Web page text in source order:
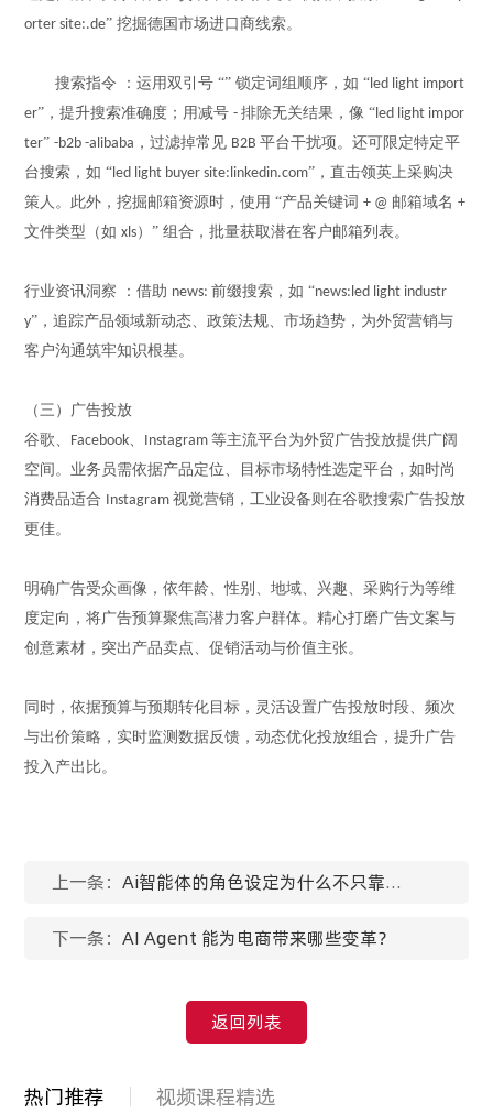
orter site:.de” 挖掘德国市场进口商线索。
搜索指令 ：运用双引号 “” 锁定词组顺序，如 “led light import
er”，提升搜索准确度；用减号 -排除无关结果，像 “led light impor
ter”-b2b -alibaba ，过滤掉常见 B2B平台干扰项。还可限定特定平
台搜索，如 “led light buyer site:linkedin.com”，直击领英上采购决
策人。此外，挖掘邮箱资源时，使用 “产品关键词+ @ 邮箱域名+
文件类型（如xls）” 组合，批量获取潜在客户邮箱列表。
行业资讯洞察 ：借助 news:前缀搜索，如 “news:led light industr
y”，追踪产品领域新动态、政策法规、市场趋势，为外贸营销与
客户沟通筑牢知识根基。
（三）广告投放
谷歌、 Facebook、 Instagram等主流平台为外贸广告投放提供广阔
空间。业务员需依据产品定位、目标市场特性选定平台，如时尚
消费品适合 Instagram视觉营销，工业设备则在谷歌搜索广告投放
更佳。
明确广告受众画像，依年龄、性别、地域、兴趣、采购行为等维
度定向，将广告预算聚焦高潜力客户群体。精心打磨广告文案与
创意素材，突出产品卖点、促销活动与价值主张。
同时，依据预算与预期转化目标，灵活设置广告投放时段、频次
与出价策略，实时监测数据反馈，动态优化投放组合，提升广告
投入产出比。
上一条：Ai智能体的角色设定为什么不只靠
Prompt？
下一条：AI Agent 能为电商带来哪些变革？
返回列表
热门推荐 视频课程精选